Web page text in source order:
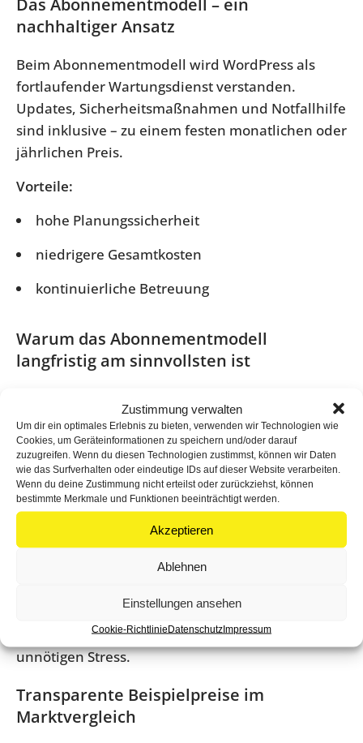
Zustimmung verwalten
Um dir ein optimales Erlebnis zu bieten, verwenden wir Technologien wie
Cookies, um Geräteinformationen zu speichern und/oder darauf
zuzugreifen. Wenn du diesen Technologien zustimmst, können wir Daten
wie das Surfverhalten oder eindeutige IDs auf dieser Website verarbeiten.
Wenn du deine Zustimmung nicht erteilst oder zurückziehst, können
bestimmte Merkmale und Funktionen beeinträchtigt werden.
Akzeptieren
Ablehnen
Einstellungen ansehen
Cookie-RichtlinieDatenschutzImpressum
Das Abonnementmodell – ein
nachhaltiger Ansatz
Beim Abonnementmodell wird WordPress als
fortlaufender Wartungsdienst verstanden.
Updates, Sicherheitsmaßnahmen und Notfallhilfe
sind inklusive – zu einem festen monatlichen oder
jährlichen Preis.
Vorteile:
hohe Planungssicherheit
niedrigere Gesamtkosten
kontinuierliche Betreuung
Warum das Abonnementmodell
langfristig am sinnvollsten ist
sondern ein Prozess. Genau hier überzeugt das
Abonnementmodell:
regelmäßige Updates statt Update-Rückstau
frühe Erkennung von Problemen
feste monatliche Kosten
Im Vergleich zur Einzelabrechnung sparen viele
Website-Besitzer langfristig Geld – und vermeiden
unnötigen Stress.
Transparente Beispielpreise im
Marktvergleich